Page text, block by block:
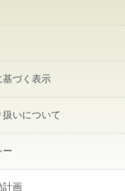
基づく表示
いについて
ー
計画